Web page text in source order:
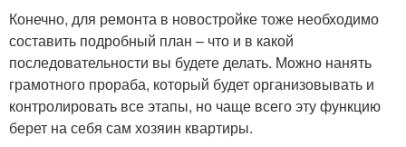
Конечно, для ремонта в новостройке тоже необходимо
составить подробный план – что и в какой
последовательности вы будете делать. Можно нанять
грамотного прораба, который будет организовывать и
контролировать все этапы, но чаще всего эту функцию
берет на себя сам хозяин квартиры.